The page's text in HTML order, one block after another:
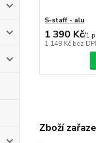
S-staff - alu
1 390 Kč/1
1 149 Kč bez
Zboží